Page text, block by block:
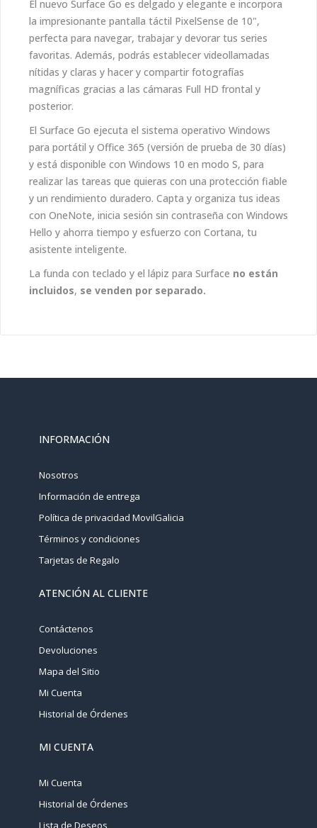
El nuevo Surface Go es delgado y elegante e incorpora
la impresionante pantalla táctil PixelSense de 10",
perfecta para navegar, trabajar y devorar tus series
favoritas. Además, podrás establecer videollamadas
nítidas y claras y hacer y compartir fotografías
magníficas gracias a las cámaras Full HD frontal y
posterior.
El Surface Go ejecuta el sistema operativo Windows
para portátil y Office 365 (versión de prueba de 30 días)
y está disponible con Windows 10 en modo S, para
realizar las tareas que quieras con una protección fiable
y un rendimiento duradero. Capta y organiza tus ideas
con OneNote, inicia sesión sin contraseña con Windows
Hello y ahorra tiempo y esfuerzo con Cortana, tu
asistente inteligente.
La funda con teclado y el lápiz para Surface no están
incluidos, se venden por separado.
INFORMACIÓN
Nosotros
Información de entrega
Política de privacidad MovilGalicia
Términos y condiciones
Tarjetas de Regalo
ATENCIÓN AL CLIENTE
Contáctenos
Devoluciones
Mapa del Sitio
Mi Cuenta
Historial de Órdenes
MI CUENTA
Mi Cuenta
Historial de Órdenes
Lista de Deseos